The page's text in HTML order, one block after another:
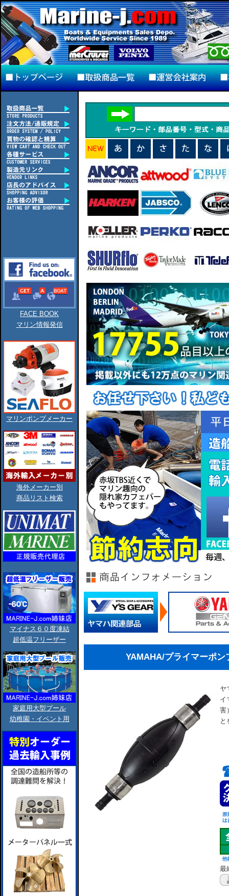
FACE BOOK
マリン情報発信
マリンポンプメーカー
海外メーカー別
商品リスト検索
マイナス６０度凍結
超低温フリーザー
家庭用大型プール
幼稚園・イベント用
YAMAHA/プライマーポン
ヤ
イ
害
と
最